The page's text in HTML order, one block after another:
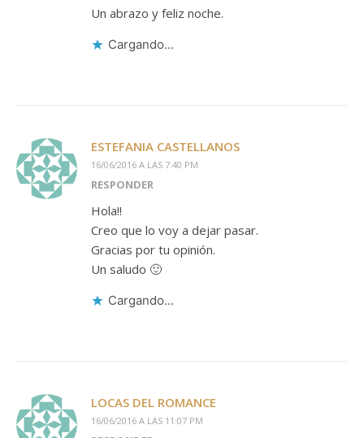
Un abrazo y feliz noche.
Cargando...
ESTEFANIA CASTELLANOS
16/06/2016 A LAS 7:40 PM
RESPONDER
Hola!!
Creo que lo voy a dejar pasar.
Gracias por tu opinión.
Un saludo 🙂
Cargando...
LOCAS DEL ROMANCE
16/06/2016 A LAS 11:07 PM